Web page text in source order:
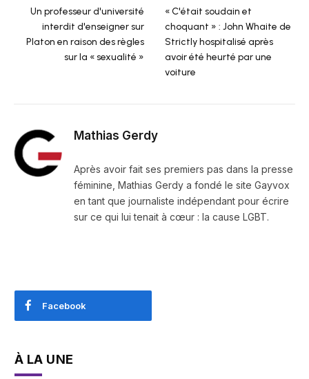
Un professeur d'université
interdit d'enseigner sur
Platon en raison des règles
sur la « sexualité »
« C'était soudain et
choquant » : John Whaite de
Strictly hospitalisé après
avoir été heurté par une
voiture
Mathias Gerdy
Après avoir fait ses premiers pas dans la presse
féminine, Mathias Gerdy a fondé le site Gayvox
en tant que journaliste indépendant pour écrire
sur ce qui lui tenait à cœur : la cause LGBT.
Facebook
À LA UNE